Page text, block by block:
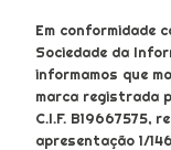
Em conformidade
Sociedade da
informamos que
marca registrada
C.I.F. B19667575,
apresentação 1/